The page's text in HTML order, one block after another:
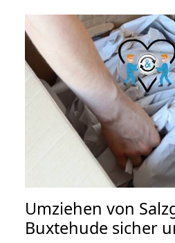
Umziehen von
Buxtehude sicher